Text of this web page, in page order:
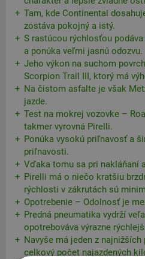
Tam, kde Continental
zostáva pokojný a istý.
S rastúcou rýchlosťou
a ponúka veľmi jasnú odozvu.
Jeho výkon na suchom
Scorpion Trail III, ktorý má
Na čistom asfalte je však
jazde.
Test na mokrej vozovke –
takmer vyrovná Pirelli.
Ponúka vysokú priľnavosť a
priľnavosti.
Vďaka tomu sa pri nakláňaní
Pirelli má o niečo kratšiu
rýchlosti v zákrutách sú
Opotrebenie – Odolnosť je
Predná pneumatika vydrží
opotrebováva výrazne
Navyše má jeden z
celkový počet najazdených